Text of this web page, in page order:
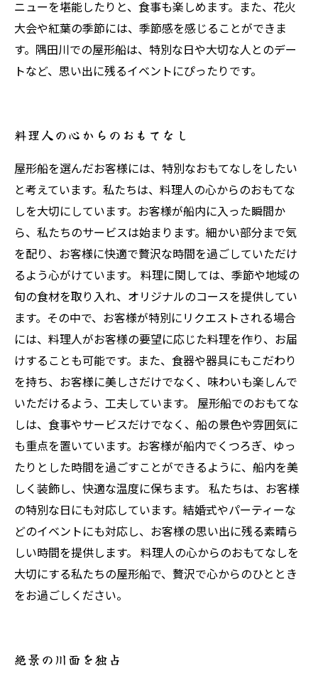
ニューを堪能したりと、食事も楽しめます。また、花火
大会や紅葉の季節には、季節感を感じることができま
す。隅田川での屋形船は、特別な日や大切な人とのデー
トなど、思い出に残るイベントにぴったりです。
料理人の心からのおもてなし
屋形船を選んだお客様には、特別なおもてなしをしたい
と考えています。私たちは、料理人の心からのおもてな
しを大切にしています。お客様が船内に入った瞬間か
ら、私たちのサービスは始まります。細かい部分まで気
を配り、お客様に快適で贅沢な時間を過ごしていただけ
るよう心がけています。 料理に関しては、季節や地域の
旬の食材を取り入れ、オリジナルのコースを提供してい
ます。その中で、お客様が特別にリクエストされる場合
には、料理人がお客様の要望に応じた料理を作り、お届
けすることも可能です。また、食器や器具にもこだわり
を持ち、お客様に美しさだけでなく、味わいも楽しんで
いただけるよう、工夫しています。 屋形船でのおもてな
しは、食事やサービスだけでなく、船の景色や雰囲気に
も重点を置いています。お客様が船内でくつろぎ、ゆっ
たりとした時間を過ごすことができるように、船内を美
しく装飾し、快適な温度に保ちます。 私たちは、お客様
の特別な日にも対応しています。結婚式やパーティーな
どのイベントにも対応し、お客様の思い出に残る素晴ら
しい時間を提供します。 料理人の心からのおもてなしを
大切にする私たちの屋形船で、贅沢で心からのひととき
をお過ごしください。
絶景の川面を独占